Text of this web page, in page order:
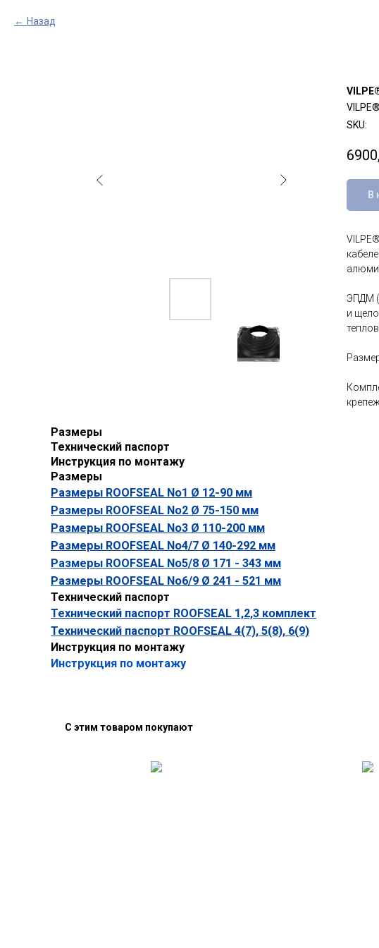
Назад
VILPE®
SKU:
В
ЭПДМ
и
Размеры
Технический паспорт
Инструкция по монтажу
Размеры
Размеры ROOFSEAL No1 Ø 12-90 мм
Размеры ROOFSEAL No2 Ø 75-150 мм
Размеры ROOFSEAL No3 Ø 110-200 мм
Размеры ROOFSEAL No4/7 Ø 140-292 мм
Размеры ROOFSEAL No5/8 Ø 171 - 343 мм
Размеры ROOFSEAL No6/9 Ø 241 - 521 мм
Технический паспорт
Технический паспорт ROOFSEAL 1,2,3 комплект
Технический паспорт ROOFSEAL 4(7), 5(8), 6(9)
Инструкция по монтажу
Инструкция по монтажу
С этим товаром покупают